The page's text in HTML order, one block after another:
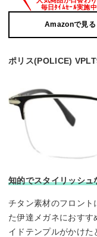
Amazonで見る
ポリス(POLICE)
知的でスタイリッシュ
チタン素材のフロント
た伊達メガネにおすす
イドテンプルがかけ